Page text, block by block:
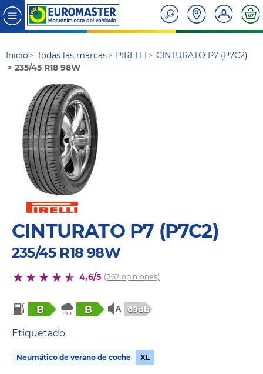
Inicio Todas las marcas PIRELLI
CINTURATO P7 (P7C2)
235/45 R18 98W
CINTURATO P7 (P7C2)
235/45 R18 98W
4,6/5 (262 opiniones)
B B 69db
Etiquetado
Neumático de verano de coche XL